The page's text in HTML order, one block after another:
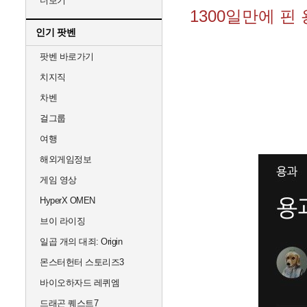
인기 팟벤
팟벤 바로가기
치지직
차벤
걸그룹
여행
해외게임정보
게임 영상
HyperX OMEN
브이 라이징
일곱 개의 대죄: Origin
몬스터헌터 스토리즈3
바이오하자드 레퀴엠
드래곤 퀘스트7
1300일만에 핀